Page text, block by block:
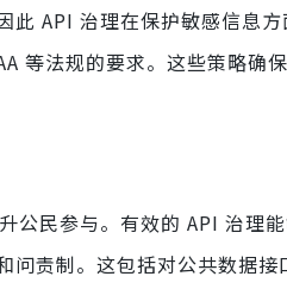
API 治理在保护敏感信息方
等法规的要求。这些策略确
公民参与。有效的 API 治理
问责制。这包括对公共数据